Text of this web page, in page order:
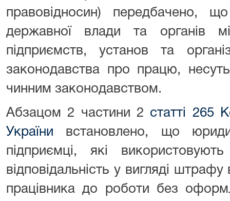
правовідносин) передбачено,
державної влади та органів
підприємств, установ та
законодавства про працю, несуть
чинним законодавством.
Абзацом 2 частини 2 статті 265
України встановлено, що
підприємці, які
відповідальність у вигляді
працівника до роботи без